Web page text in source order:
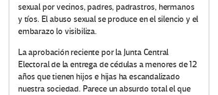
sexual por vecinos, padres, padrastros, hermanos
y tíos. El abuso sexual se produce en el silencio y el
embarazo lo visibiliza.
La aprobación reciente por la Junta Central
Electoral de la entrega de cédulas a menores de 12
años que tienen hijos e hijas ha escandalizado
nuestra sociedad. Parece un absurdo total el que